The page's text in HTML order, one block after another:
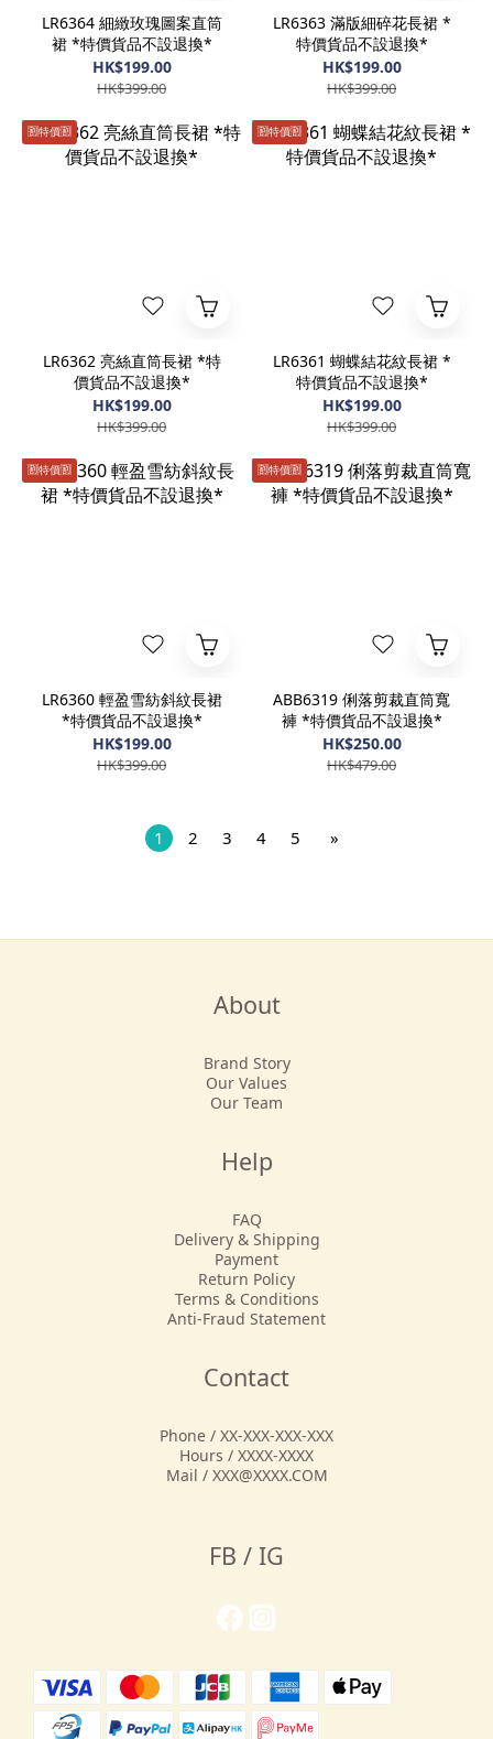
LR6364 細緻玫瑰圖案直筒
裙 *特價貨品不設退換*
HK$199.00
HK$399.00
LR6363 滿版細碎花長裙 *
特價貨品不設退換*
HK$199.00
HK$399.00
🈹️特價🈹️
LR6362 亮絲直筒長裙 *特
價貨品不設退換*
HK$199.00
HK$399.00
🈹️特價🈹️
LR6361 蝴蝶結花紋長裙 *
特價貨品不設退換*
HK$199.00
HK$399.00
🈹️特價🈹️
LR6360 輕盈雪紡斜紋長裙
*特價貨品不設退換*
HK$199.00
HK$399.00
🈹️特價🈹️
ABB6319 俐落剪裁直筒寬
褲 *特價貨品不設退換*
HK$250.00
HK$479.00
1 2 3 4 5 »
About
Brand Story
Our Values
Our Team
Help
FAQ
Delivery & Shipping
Payment
Return Policy
Terms & Conditions
Anti-Fraud Statement
Contact
Phone / XX-XXX-XXX-XXX
Hours / XXXX-XXXX
Mail / XXX@XXXX.COM
FB / IG